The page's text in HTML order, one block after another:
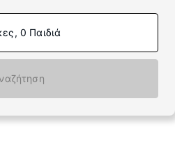
0 Παιδιά